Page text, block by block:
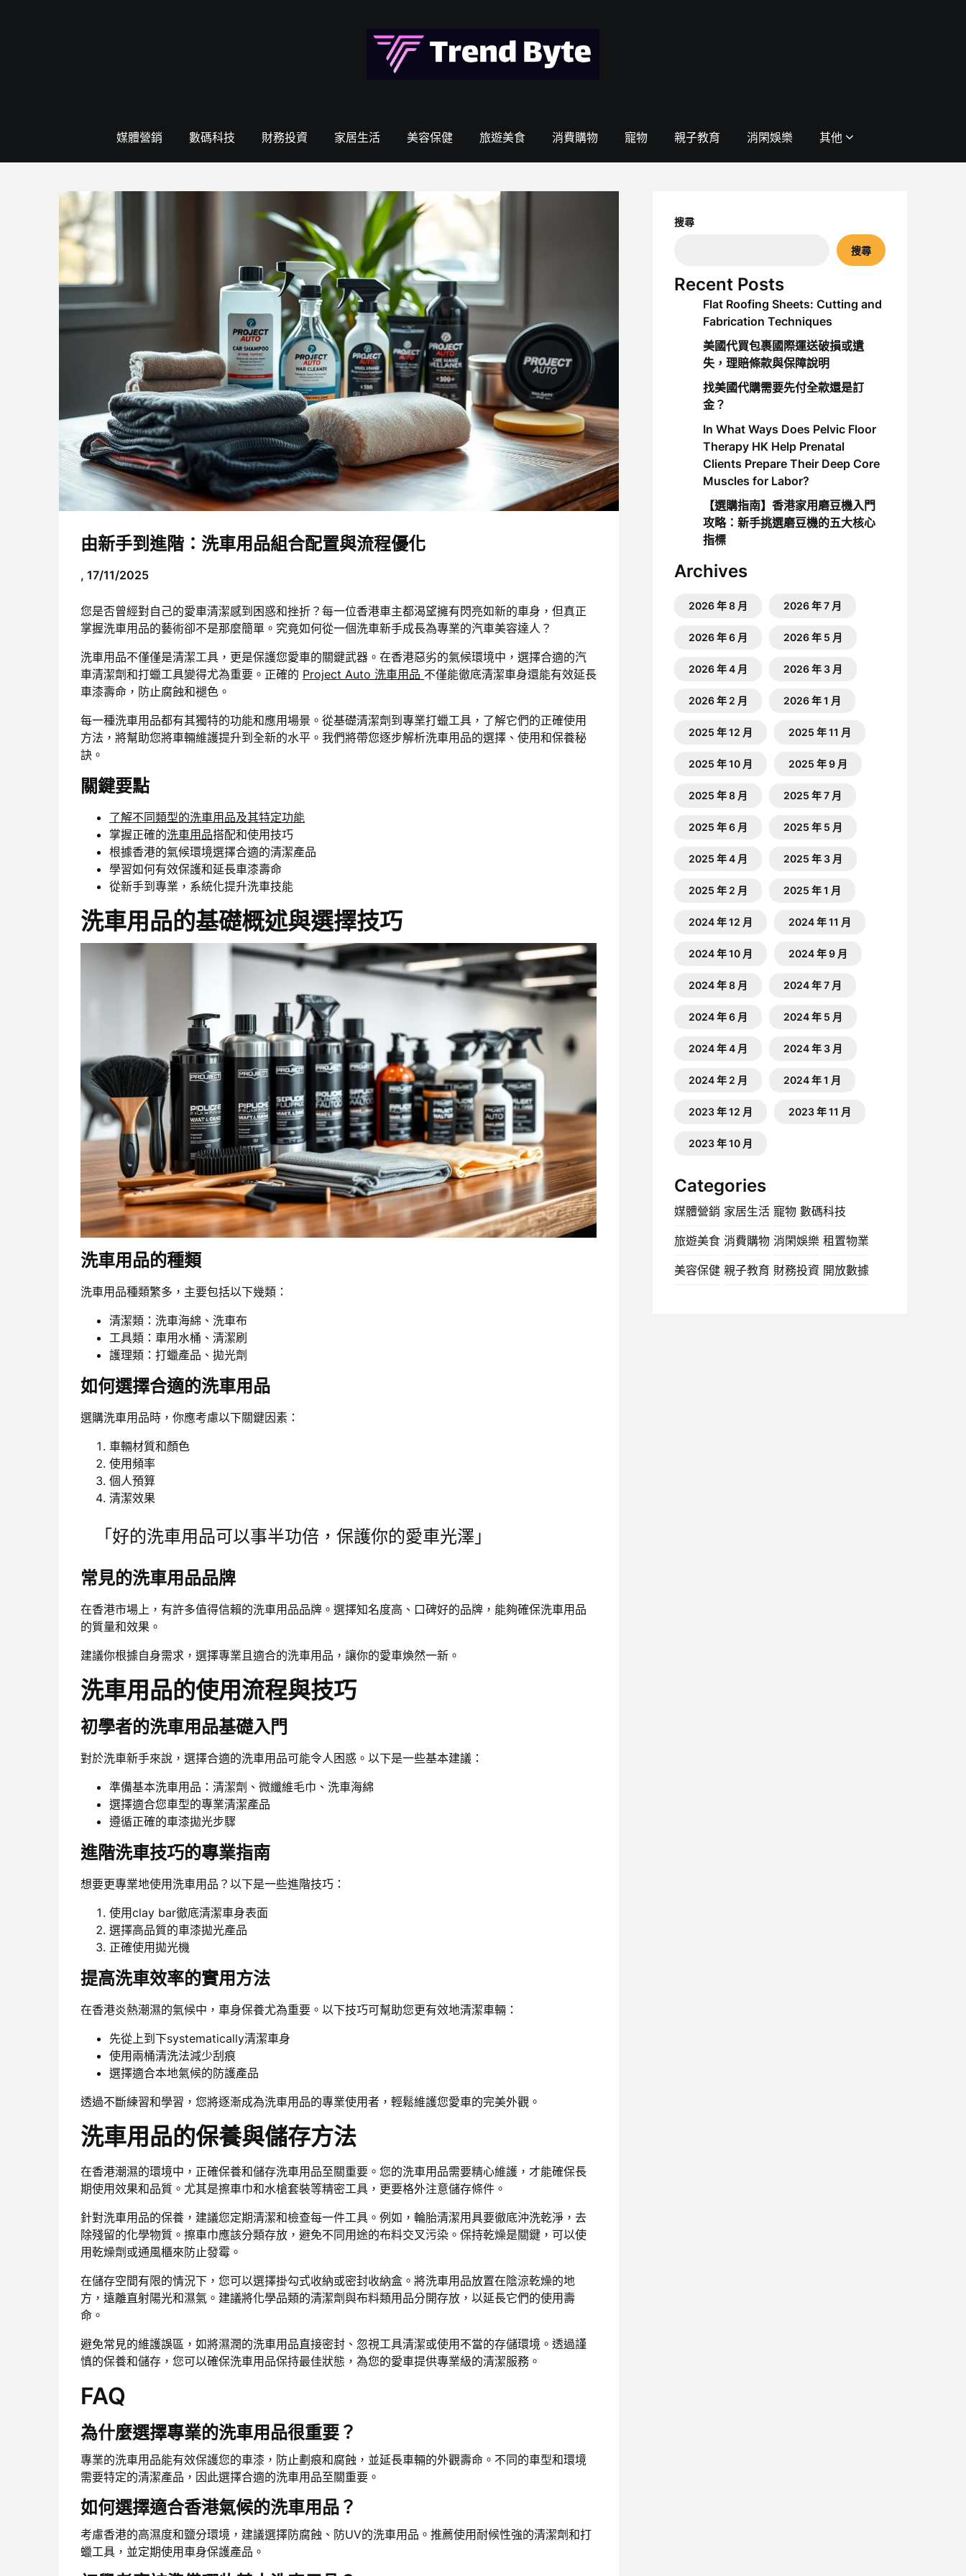
媒體營銷 數碼科技 財務投資 家居生活 美容保健 旅遊美食 消費購物 寵物 親子教育 消閑娛樂 其他
由新手到進階：洗車用品組合配置與流程優化
, 17/11/2025
您是否曾經對自己的愛車清潔感到困惑和挫折？每一位香港車主都渴望擁有閃亮如新的車身，但真正
掌握洗車用品的藝術卻不是那麼簡單。究竟如何從一個洗車新手成長為專業的汽車美容達人？
洗車用品不僅僅是清潔工具，更是保護您愛車的關鍵武器。在香港惡劣的氣候環境中，選擇合適的汽
車清潔劑和打蠟工具變得尤為重要。正確的 Project Auto 洗車用品 不僅能徹底清潔車身還能有效延長
車漆壽命，防止腐蝕和褪色。
每一種洗車用品都有其獨特的功能和應用場景。從基礎清潔劑到專業打蠟工具，了解它們的正確使用
方法，將幫助您將車輛維護提升到全新的水平。我們將帶您逐步解析洗車用品的選擇、使用和保養秘
訣。
關鍵要點
了解不同類型的洗車用品及其特定功能
掌握正確的洗車用品搭配和使用技巧
根據香港的氣候環境選擇合適的清潔產品
學習如何有效保護和延長車漆壽命
從新手到專業，系統化提升洗車技能
洗車用品的基礎概述與選擇技巧
洗車用品的種類
洗車用品種類繁多，主要包括以下幾類：
清潔類：洗車海綿、洗車布
工具類：車用水桶、清潔刷
護理類：打蠟產品、拋光劑
如何選擇合適的洗車用品
選購洗車用品時，你應考慮以下關鍵因素：
車輛材質和顏色
使用頻率
個人預算
清潔效果
「好的洗車用品可以事半功倍，保護你的愛車光澤」
常見的洗車用品品牌
在香港市場上，有許多值得信賴的洗車用品品牌。選擇知名度高、口碑好的品牌，能夠確保洗車用品
的質量和效果。
建議你根據自身需求，選擇專業且適合的洗車用品，讓你的愛車煥然一新。
洗車用品的使用流程與技巧
初學者的洗車用品基礎入門
對於洗車新手來說，選擇合適的洗車用品可能令人困惑。以下是一些基本建議：
準備基本洗車用品：清潔劑、微纖維毛巾、洗車海綿
選擇適合您車型的專業清潔產品
遵循正確的車漆拋光步驟
進階洗車技巧的專業指南
想要更專業地使用洗車用品？以下是一些進階技巧：
使用clay bar徹底清潔車身表面
選擇高品質的車漆拋光產品
正確使用拋光機
提高洗車效率的實用方法
在香港炎熱潮濕的氣候中，車身保養尤為重要。以下技巧可幫助您更有效地清潔車輛：
先從上到下systematically清潔車身
使用兩桶清洗法減少刮痕
選擇適合本地氣候的防護產品
透過不斷練習和學習，您將逐漸成為洗車用品的專業使用者，輕鬆維護您愛車的完美外觀。
洗車用品的保養與儲存方法
在香港潮濕的環境中，正確保養和儲存洗車用品至關重要。您的洗車用品需要精心維護，才能確保長
期使用效果和品質。尤其是擦車巾和水槍套裝等精密工具，更要格外注意儲存條件。
針對洗車用品的保養，建議您定期清潔和檢查每一件工具。例如，輪胎清潔用具要徹底沖洗乾淨，去
除殘留的化學物質。擦車巾應該分類存放，避免不同用途的布料交叉污染。保持乾燥是關鍵，可以使
用乾燥劑或通風櫃來防止發霉。
在儲存空間有限的情況下，您可以選擇掛勾式收納或密封收納盒。將洗車用品放置在陰涼乾燥的地
方，遠離直射陽光和濕氣。建議將化學品類的清潔劑與布料類用品分開存放，以延長它們的使用壽
命。
避免常見的維護誤區，如將濕潤的洗車用品直接密封、忽視工具清潔或使用不當的存儲環境。透過謹
慎的保養和儲存，您可以確保洗車用品保持最佳狀態，為您的愛車提供專業級的清潔服務。
FAQ
為什麼選擇專業的洗車用品很重要？
專業的洗車用品能有效保護您的車漆，防止劃痕和腐蝕，並延長車輛的外觀壽命。不同的車型和環境
需要特定的清潔產品，因此選擇合適的洗車用品至關重要。
如何選擇適合香港氣候的洗車用品？
考慮香港的高濕度和鹽分環境，建議選擇防腐蝕、防UV的洗車用品。推薦使用耐候性強的清潔劑和打
蠟工具，並定期使用車身保護產品。
搜尋
搜尋
Recent Posts
Flat Roofing Sheets: Cutting and
Fabrication Techniques
美國代買包裹國際運送破損或遺
失，理賠條款與保障說明
找美國代購需要先付全款還是訂
金？
In What Ways Does Pelvic Floor
Therapy HK Help Prenatal
Clients Prepare Their Deep Core
Muscles for Labor?
【選購指南】香港家用磨豆機入門
攻略：新手挑選磨豆機的五大核心
指標
Archives
2026 年 8 月 2026 年 7 月
2026 年 6 月 2026 年 5 月
2026 年 4 月 2026 年 3 月
2026 年 2 月 2026 年 1 月
2025 年 12 月 2025 年 11 月
2025 年 10 月 2025 年 9 月
2025 年 8 月 2025 年 7 月
2025 年 6 月 2025 年 5 月
2025 年 4 月 2025 年 3 月
2025 年 2 月 2025 年 1 月
2024 年 12 月 2024 年 11 月
2024 年 10 月 2024 年 9 月
2024 年 8 月 2024 年 7 月
2024 年 6 月 2024 年 5 月
2024 年 4 月 2024 年 3 月
2024 年 2 月 2024 年 1 月
2023 年 12 月 2023 年 11 月
2023 年 10 月
Categories
媒體營銷 家居生活 寵物 數碼科技
旅遊美食 消費購物 消閑娛樂 租置物業
美容保健 親子教育 財務投資 開放數據